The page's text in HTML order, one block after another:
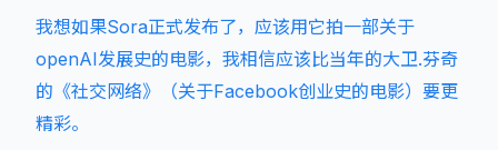
我想如果Sora正式发布了，应该用它拍一部关于
openAI发展史的电影，我相信应该比当年的大卫.芬奇
的《社交网络》（关于Facebook创业史的电影）要更
精彩。